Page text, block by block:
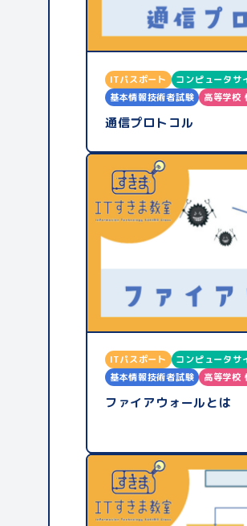
ITパスポート
コンピュータサ
基本情報技術者試験
高等学校
通信プロトコル
ITパスポート
コンピュータサ
基本情報技術者試験
高等学校
ファイアウォールとは